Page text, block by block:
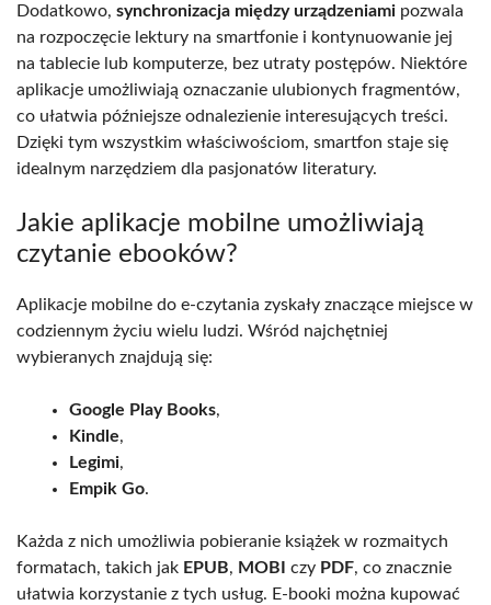
Dodatkowo, synchronizacja między urządzeniami pozwala
na rozpoczęcie lektury na smartfonie i kontynuowanie jej
na tablecie lub komputerze, bez utraty postępów. Niektóre
aplikacje umożliwiają oznaczanie ulubionych fragmentów,
co ułatwia późniejsze odnalezienie interesujących treści.
Dzięki tym wszystkim właściwościom, smartfon staje się
idealnym narzędziem dla pasjonatów literatury.
Jakie aplikacje mobilne umożliwiają
czytanie ebooków?
Aplikacje mobilne do e-czytania zyskały znaczące miejsce w
codziennym życiu wielu ludzi. Wśród najchętniej
wybieranych znajdują się:
Google Play Books,
Kindle,
Legimi,
Empik Go.
Każda z nich umożliwia pobieranie książek w rozmaitych
formatach, takich jak EPUB, MOBI czy PDF, co znacznie
ułatwia korzystanie z tych usług. E-booki można kupować